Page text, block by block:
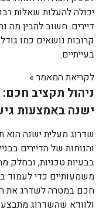
יכולה להעלות שאלות
דיירים. חשוב להבין מה
קרובות נושאים כמו
בעייתיים.
לקריאת המאמר »
ניהול תקציב
ישנה באמצעות
שדרוג מעלית ישנה הוא
והנוחות של הדיירים
בבעיות טכניות, ובחלק
משמעותיים כדי לעמוד
חכם במטרה לשדרג את
ולוודא שהשדרוג מתבצע